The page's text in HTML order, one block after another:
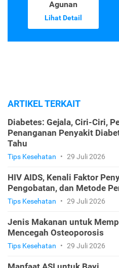
Agunan
Lihat Detail
ARTIKEL TERKAIT
Diabetes: Gejala, Ciri-Ciri,
Penanganan Penyakit
Tahu
Tips Kesehatan • 29 Juli 2026
HIV AIDS, Kenali Faktor
Pengobatan, dan Metode
Tips Kesehatan • 29 Juli 2026
Jenis Makanan untuk
Mencegah Osteoporosis
Tips Kesehatan • 29 Juli 2026